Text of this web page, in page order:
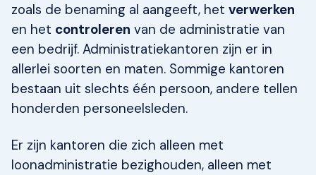
zoals de benaming al aangeeft, het verwerken
en het controleren van de administratie van
een bedrijf. Administratiekantoren zijn er in
allerlei soorten en maten. Sommige kantoren
bestaan uit slechts één persoon, andere tellen
honderden personeelsleden.
Er zijn kantoren die zich alleen met
loonadministratie bezighouden, alleen met